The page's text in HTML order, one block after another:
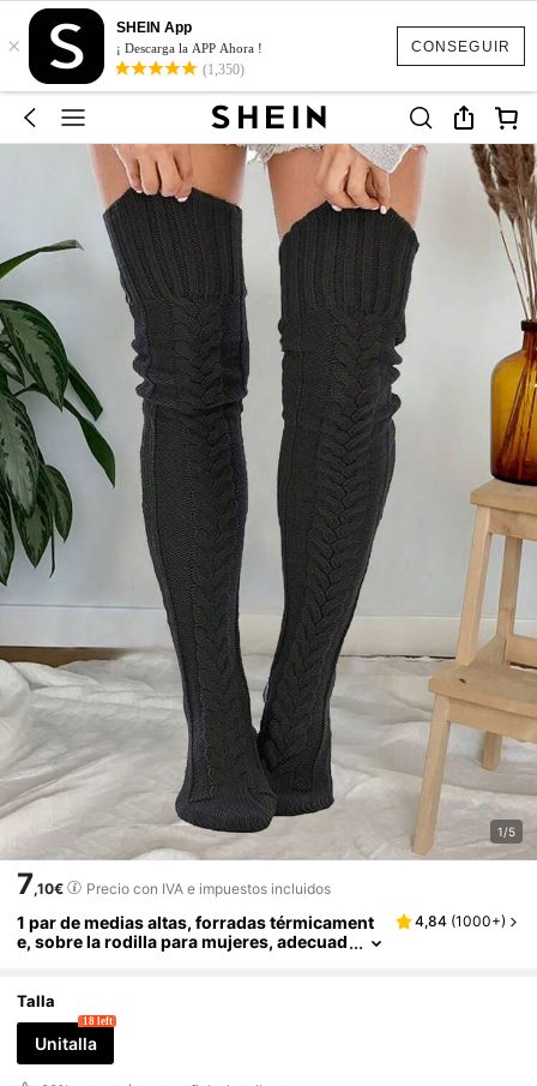
CONSEGUIR
×
SHEIN App
¡ Descarga la APP Ahora !
(1,350)
1/5
7,10€ Precio con IVA e impuestos incluidos
1 par de medias altas, forradas térmicament
e, sobre la rodilla para mujeres, adecuad
4,84 (1000+)
Talla
Unitalla
18 left